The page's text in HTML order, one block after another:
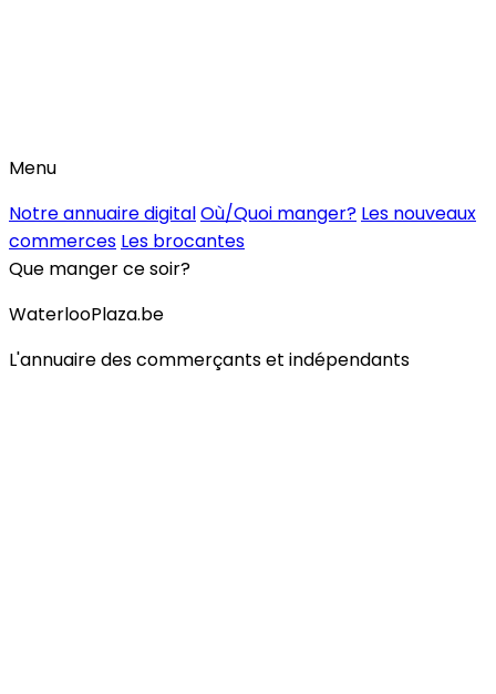
Menu
Notre annuaire digitalOù/Quoi manger? Les nouveaux
commerces Les brocantes
Que manger ce soir?
WaterlooPlaza.be
L'annuaire des commerçants et indépendants